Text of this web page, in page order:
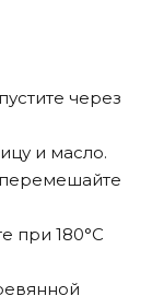
через
и масло.
при 180°C